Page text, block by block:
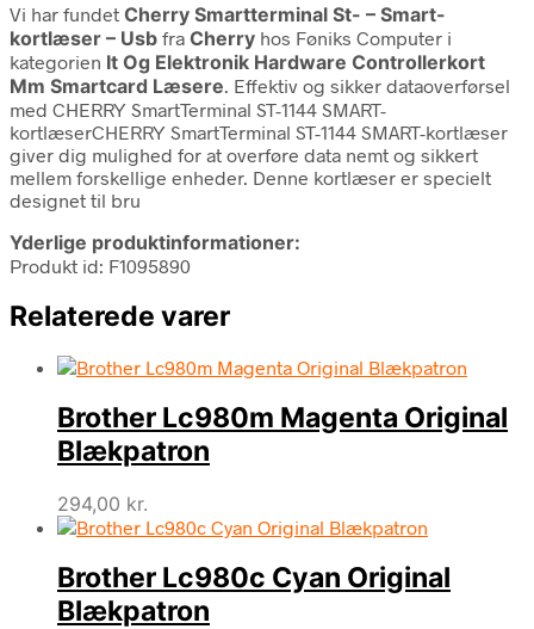
Vi har fundet Cherry Smartterminal St- – Smart-
kortlæser – Usb fra Cherry hos Føniks Computer i
kategorien It Og Elektronik Hardware Controllerkort
Mm Smartcard Læsere. Effektiv og sikker dataoverførsel
med CHERRY SmartTerminal ST-1144 SMART-
kortlæserCHERRY SmartTerminal ST-1144 SMART-kortlæser
giver dig mulighed for at overføre data nemt og sikkert
mellem forskellige enheder. Denne kortlæser er specielt
designet til bru
Yderlige produktinformationer:
Produkt id: F1095890
Relaterede varer
Brother Lc980m Magenta Original
Blækpatron
294,00 kr.
Brother Lc980c Cyan Original
Blækpatron